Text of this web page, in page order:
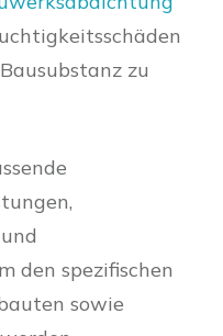
zu
den spezifischen
sowie